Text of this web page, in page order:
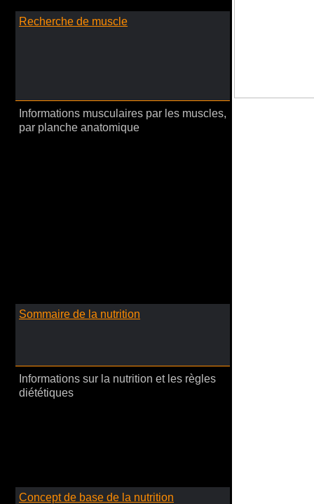
Recherche de muscle
Informations musculaires par les muscles,
par planche anatomique
Sommaire de la nutrition
Informations sur la nutrition et les règles
diététiques
Concept de base de la nutrition